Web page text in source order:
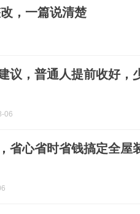
，一篇说清楚
议，普通人提前收好，
06
省心省时省钱搞定全屋